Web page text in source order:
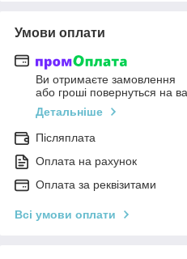
Умови оплати
Ви отримаєте замовлення
або гроші повернуться на
Детальніше
Післяплата
Оплата на рахунок
Оплата за реквізитами
Всі умови оплати